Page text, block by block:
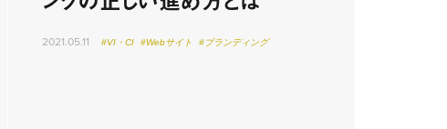
2021.05.11 #VI・CI #Webサイト #ブランディング